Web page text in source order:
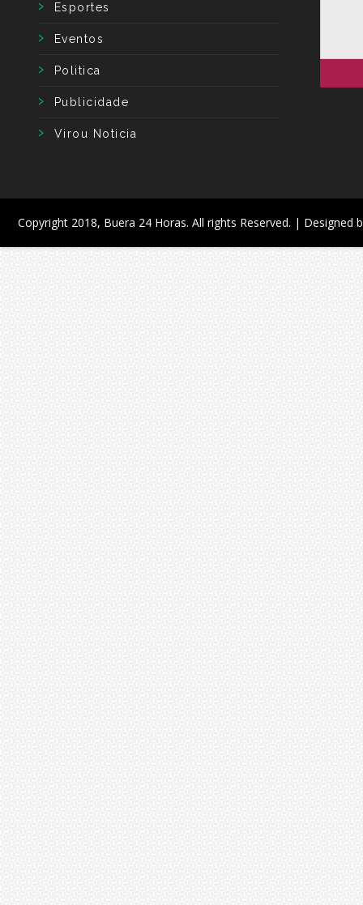
Esportes
Eventos
Politica
Publicidade
Virou Noticia
Copyright 2018, Buera 24 Horas. All rights Reserved. | Designed